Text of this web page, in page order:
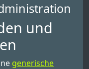
und
generische